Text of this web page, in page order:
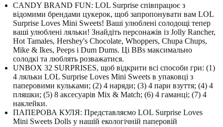
CANDY BRAND FUN: LOL Surprise співпрацює з
відомими брендами цукерок, щоб запропонувати вам LOL
Surprise Loves Mini Sweets! Ваші улюблені солодощі тепер
ваші улюблені ляльки! Знайдіть персонажів із Jolly Rancher,
Hot Tamales, Hershey's Chocolate, Whoppers, Chupa Chups,
Mike & Ikes, Peeps і Dum Dums. Ці BBs максимально
солодкі та люблять розважатися.
UNBOX 32 SURPRISES, щоб відкрити всі способи гри: (1)
4 ляльки LOL Surprise Loves Mini Sweets в упаковці з
паперовими кульками; (2) 4 наряди; (3) 4 пари взуття; (4) 4
пляшки; (5) 8 аксесуарів Mix & Match; (6) 4 гаманці; (7) 4
наклейки.
ПАПЕРОВА КУЛЯ: Представляємо LOL Surprise Loves
Mini Sweets Dolls у нашій екологічній паперовій